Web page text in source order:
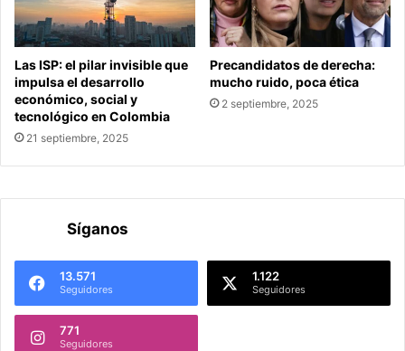
Las ISP: el pilar invisible que
impulsa el desarrollo
económico, social y
tecnológico en Colombia
21 septiembre, 2025
Precandidatos de derecha:
mucho ruido, poca ética
2 septiembre, 2025
Síganos
13.571
Seguidores
1.122
Seguidores
771
Seguidores